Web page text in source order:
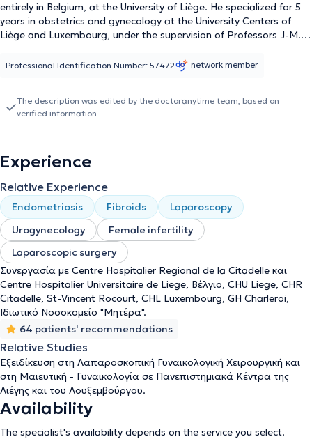
entirely in Belgium, at the University of Liège. He specialized for 5
years in obstetrics and gynecology at the University Centers of
Liège and Luxembourg, under the supervision of Professors J-M.
specialty training, he further specialized in gynecological surgery
surgery, and urogynecological surgery. He holds a degree in
obstetric and gynecological ultrasound from the Université Libre
ultrasound issued by the Greek Ministry of Health. He is a medical
trainer in the Practical Training Program in Endoscopic
Gynecological Surgery & Urogynecology at the private hospital
"Mitera." Finally, the doctor is a member of the Athens Medical
Association, the Conseil Provincial de Liège de l'Ordre des
Médecins, and the Hellenic Society of Gynecological Endoscopy.
Professional Identification Number: 57472 network member
The description was edited by the doctoranytime team, based on
verified information.
Experience
Relative Experience
Endometriosis Fibroids
Laparoscopy
Urogynecology
Female infertility
Laparoscopic surgery
Συνεργασία με Centre Hospitalier Regional de la Citadelle και
Centre Hospitalier Universitaire de Liege, Βέλγιο, CHU Liege, CHR
Citadelle, St-Vincent Rocourt, CHL Luxembourg, GH Charleroi,
Ιδιωτικό Νοσοκομείο "Μητέρα".
64 patients' recommendations
Relative Studies
Εξειδίκευση στη Λαπαροσκοπική Γυναικολογική Χειρουργική και
στη Μαιευτική - Γυναικολογία σε Πανεπιστημιακά Κέντρα της
Λιέγης και του Λουξεμβούργου.
Availability
The specialist's availability depends on the service you select.